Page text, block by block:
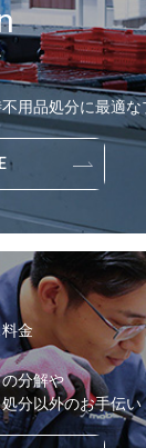
用品処分に最適な
金
分解や
分以外のお手伝い